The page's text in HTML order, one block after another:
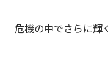
危機の中でさらに輝